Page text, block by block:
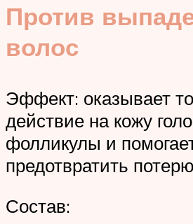
Против
волос
Эффект: оказывает
действие на кожу
фолликулы и
предотвратить
Состав: